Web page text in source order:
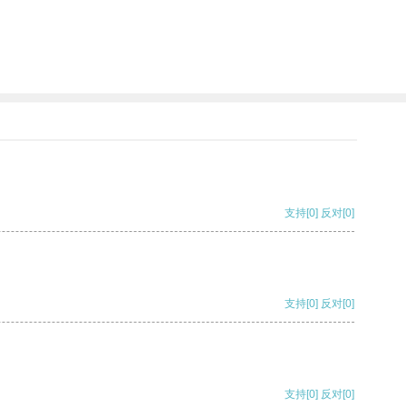
支持[0] 反对[0]
支持[0] 反对[0]
支持[0] 反对[0]